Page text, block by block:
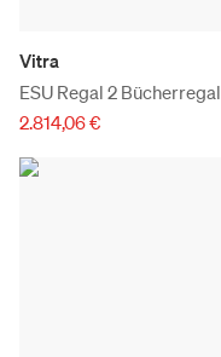
Vitra
ESU Regal 2 Bücherregal
2.814,06 €